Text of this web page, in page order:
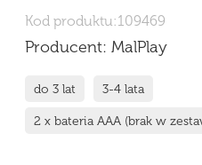
Kod produktu:109469
Producent: MalPlay
do 3 lat 3-4 lata
2 x bateria AAA (brak w